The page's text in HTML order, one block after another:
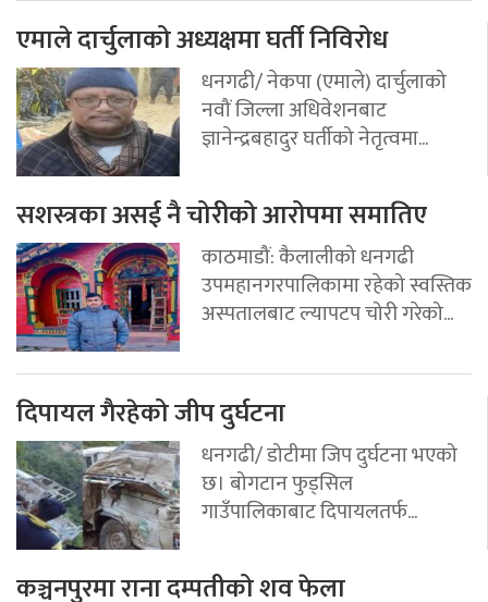
एमाले दार्चुलाको अध्यक्षमा घर्ती निविरोध
धनगढी/ नेकपा (एमाले) दार्चुलाको
नवौं जिल्ला अधिवेशनबाट
ज्ञानेन्द्रबहादुर घर्तीको नेतृत्वमा...
सशस्त्रका असई नै चोरीको आरोपमा समातिए
काठमाडौं: कैलालीको धनगढी
उपमहानगरपालिकामा रहेको स्वस्तिक
अस्पतालबाट ल्यापटप चोरी गरेको...
दिपायल गैरहेको जीप दुर्घटना
धनगढी/ डोटीमा जिप दुर्घटना भएको
छ। बोगटान फुड्सिल
गाउँपालिकाबाट दिपायलतर्फ...
कञ्चनपुरमा राना दम्पतीको शव फेला